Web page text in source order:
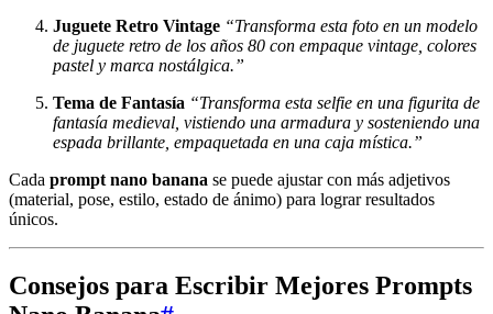
Juguete Retro Vintage “Transforma esta foto en un modelo
de juguete retro de los años 80 con empaque vintage, colores
pastel y marca nostálgica.”
Tema de Fantasía “Transforma esta selfie en una figurita de
fantasía medieval, vistiendo una armadura y sosteniendo una
espada brillante, empaquetada en una caja mística.”
Cada prompt nano banana se puede ajustar con más adjetivos
(material, pose, estilo, estado de ánimo) para lograr resultados
únicos.
Consejos para Escribir Mejores Prompts